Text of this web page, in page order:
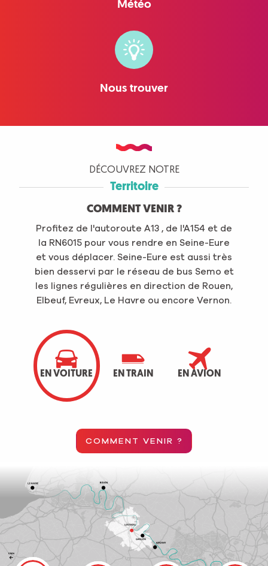
Météo
Nous trouver
DÉCOUVREZ NOTRE
Territoire
COMMENT VENIR ?
Profitez de l'autoroute A13 , de l'A154 et de
la RN6015 pour vous rendre en Seine-Eure
et vous déplacer. Seine-Eure est aussi très
bien desservi par le réseau de bus Semo et
les lignes régulières en direction de Rouen,
Elbeuf, Evreux, Le Havre ou encore Vernon.
EN VOITURE EN TRAIN EN AVION
COMMENT VENIR ?